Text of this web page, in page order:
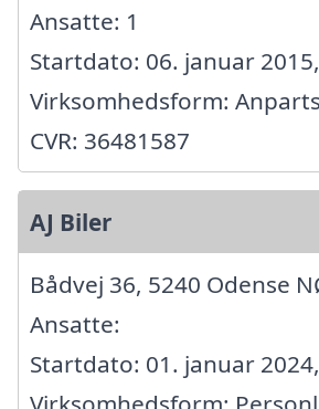
Ansatte: 1
Startdato: 06. januar 2015,
Virksomhedsform:
CVR: 36481587
AJ Biler
Bådvej 36, 5240 Odense
Ansatte:
Startdato: 01. januar 2024,